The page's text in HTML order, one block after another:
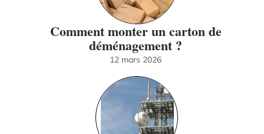
Comment monter un carton de
déménagement ?
12 mars 2026